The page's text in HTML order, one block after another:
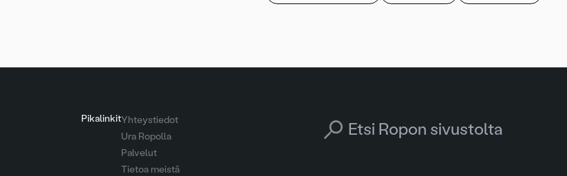
PikalinkitYhteystiedot
Ura Ropolla
Palvelut
Tietoa meistä
Search for: